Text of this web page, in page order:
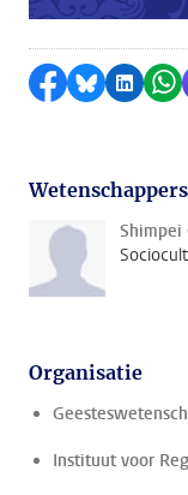
Delen op
Delen via
Delen
Wetenschappers
Shimpei
Organisatie
Instituut voor